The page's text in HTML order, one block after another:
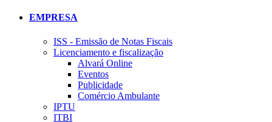
EMPRESA
ISS - Emissão de Notas Fiscais
Licenciamento e fiscalização
Alvará Online
Eventos
Publicidade
Comércio Ambulante
IPTU
ITBI